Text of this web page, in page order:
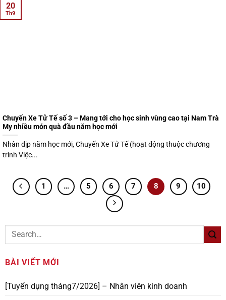
Chuyến Xe Tử Tế số 3 – Mang tới cho học sinh vùng cao tại Nam Trà
My nhiều món quà đầu năm học mới
Nhân dịp năm học mới, Chuyến Xe Tử Tế (hoạt động thuộc chương
trình Việc...
20
Th9
1 … 5 6 7 8 9 10
BÀI VIẾT MỚI
[Tuyển dụng tháng7/2026] – Nhân viên kinh doanh